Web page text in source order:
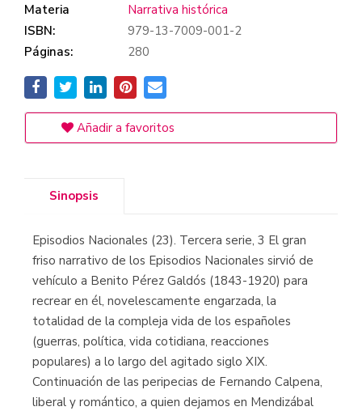
Materia
Narrativa histórica
ISBN:
979-13-7009-001-2
Páginas:
280
Añadir a favoritos
Sinopsis
Episodios Nacionales (23). Tercera serie, 3 El gran
friso narrativo de los Episodios Nacionales sirvió de
vehículo a Benito Pérez Galdós (1843-1920) para
recrear en él, novelescamente engarzada, la
totalidad de la compleja vida de los españoles
(guerras, política, vida cotidiana, reacciones
populares) a lo largo del agitado siglo XIX.
Continuación de las peripecias de Fernando Calpena,
liberal y romántico, a quien dejamos en Mendizábal